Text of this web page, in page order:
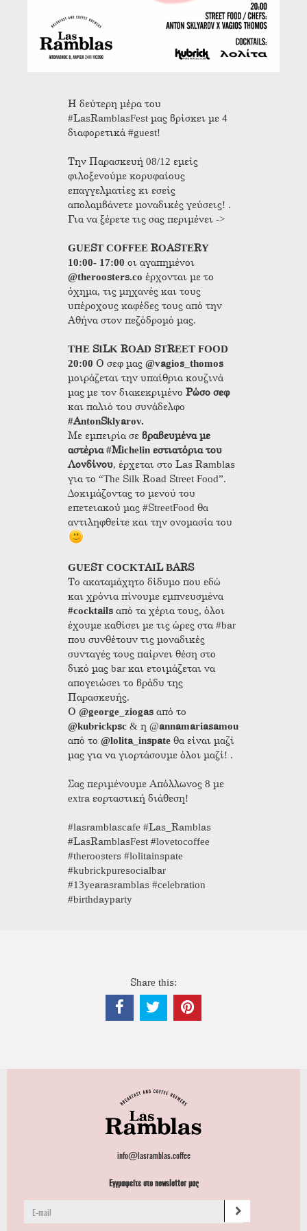
Η δεύτερη μέρα του
#LasRamblasFest μας βρίσκει με 4
διαφορετικά #guest!
Την Παρασκευή 08/12 εμείς
φιλοξενούμε κορυφαίους
επαγγελματίες κι εσείς
απολαμβάνετε μοναδικές γεύσεις! .
Για να ξέρετε τις σας περιμένει ->
GUEST COFFEE ROASTERY
10:00- 17:00 οι αγαπημένοι
@theroosters.co έρχονται με το
όχημα, τις μηχανές και τους
υπέροχους καφέδες τους από την
Αθήνα στον πεζόδρομό μας.
THE SILK ROAD STREET FOOD
20:00 Ο σεφ μας@vagios_thomos
μοιράζεται την υπαίθρια κουζινά
μας με τον διακεκριμένοΡώσο σεφ
και παλιό του συνάδελφο
#AntonSklyarov.
Με εμπειρία σε βραβευμένα με
αστέρια #Michelin εστιατόρια του
Λονδίνου, έρχεται στο Las Ramblas
για το “The Silk Road Street Food”.
Δοκιμάζοντας το μενού του
επετειακού μας #StreetFood θα
αντιληφθείτε και την ονομασία του
GUEST COCKTAIL BARS
Το ακαταμάχητο δίδυμο που εδώ
και χρόνια πίνουμε εμπνευσμένα
#cocktailsαπό τα χέρια τους, όλοι
έχουμε καθίσει με τις ώρες στα #bar
που συνθέτουν τις μοναδικές
συνταγές τους παίρνει θέση στο
δικό μας bar και ετοιμάζεται να
απογειώσει το βράδυ της
Παρασκευής.
Ο@george_ziogas από το
@kubrickpsc& η @annamariasamou
από το@lolita_inspateθα είναι μαζί
μας για να γιορτάσουμε όλοι μαζί! .
Σας περιμένουμε Απόλλωνος 8 με
extra εορταστική διάθεση!
#lasramblascafe #Las_Ramblas
#LasRamblasFest #lovetocoffee
#theroosters #lolitainspate
#kubrickpuresocialbar
#13yearasramblas #celebration
#birthdayparty
Share this:
info@lasramblas.coffee
Εγγραφείτε στο newsletter μας